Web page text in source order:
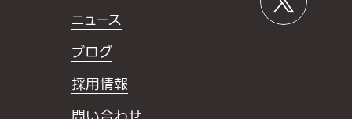
ニュース
ブログ
採用情報